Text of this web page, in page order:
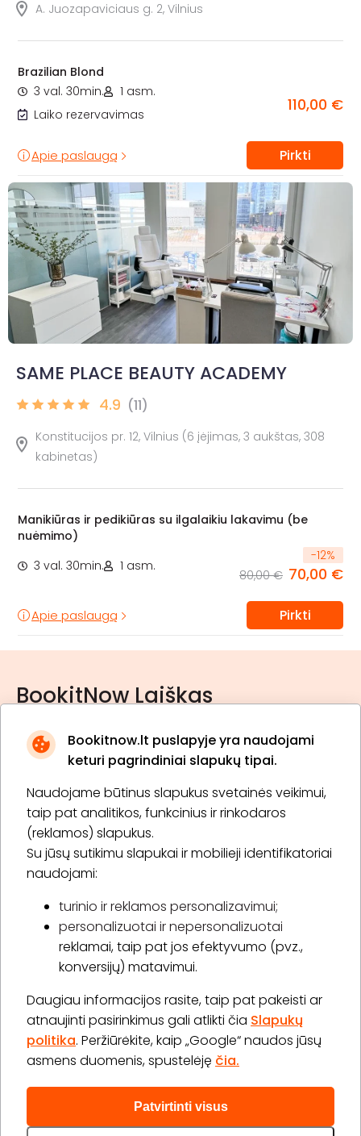
Bookitnow.lt puslapyje yra naudojami
keturi pagrindiniai slapukų tipai.
Naudojame būtinus slapukus svetainės veikimui,
taip pat analitikos, funkcinius ir rinkodaros
(reklamos) slapukus.
Su jūsų sutikimu slapukai ir mobilieji identifikatoriai
naudojami:
turinio ir reklamos personalizavimui;
personalizuotai ir nepersonalizuotai
reklamai, taip pat jos efektyvumo (pvz.,
konversijų) matavimui.
Daugiau informacijos rasite, taip pat pakeisti ar
atnaujinti pasirinkimus gali atlikti čia Slapukų
politika. Peržiūrėkite, kaip „Google“ naudos jūsų
asmens duomenis, spustelėję čia.
Patvirtinti visus
A. Juozapaviciaus g. 2, Vilnius
Brazilian Blond
3 val. 30min.
1 asm.
Laiko rezervavimas
110,00 €
Apie paslaugą Pirkti
SAME PLACE BEAUTY ACADEMY
4.9 (11)
Konstitucijos pr. 12, Vilnius (6 įėjimas, 3 aukštas, 308
kabinetas)
Manikiūras ir pedikiūras su ilgalaikiu lakavimu (be
nuėmimo)
3 val. 30min.
1 asm.
-12%
80,00 € 70,00 €
Apie paslaugą Pirkti
BookitNow Laiškas
* Susipažinau su privatumo politika
Prenumeruoti
Apie „BookitNow“
Informacija
„GERA DOVANA“ GRUPĖ
2026 © Visos teisės saugomos info@bookitnow.lt, +370